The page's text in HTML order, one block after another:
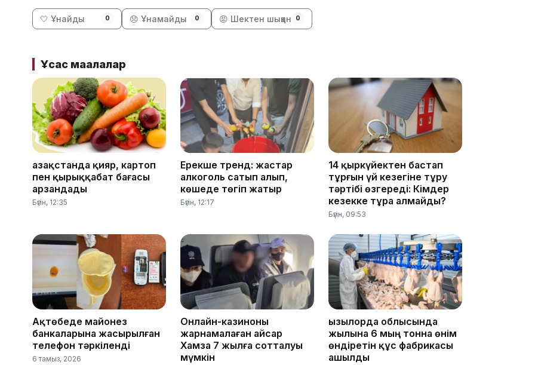
🤍 Ұнайды 0 😞 Ұнамайды 0 😡 Шектен шыққан 0
Ұқсас мақалалар
Қазақстанда қияр, картоп
пен қырыққабат бағасы
арзандады
Бүгін, 12:35
Ерекше тренд: жастар
алкоголь сатып алып,
көшеде төгіп жатыр
Бүгін, 12:17
14 қыркүйектен бастап
тұрғын үй кезегіне тұру
тәртібі өзгереді: Кімдер
кезекке тұра алмайды?
Бүгін, 09:53
Ақтөбеде майонез
банкаларына жасырылған
телефон тәркіленді
6 тамыз, 2026
Онлайн-казиноны
жарнамалаған Қайсар
Хамза 7 жылға сотталуы
мүмкін
Қызылорда облысында
жылына 6 мың тонна өнім
өндіретін құс фабрикасы
ашылды